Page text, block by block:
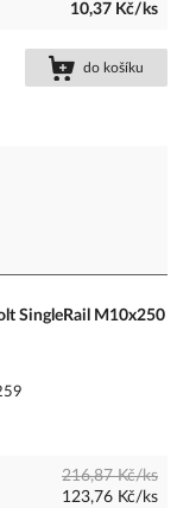
10,37 Kč/ks
do košíku
SingleRail M10x250
216,87 Kč/ks
123,76 Kč/ks